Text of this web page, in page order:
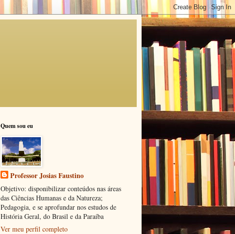
Quem sou eu
Professor Josias Faustino
Objetivo: disponibilizar conteúdos nas áreas
das Ciências Humanas e da Natureza;
Pedagogia, e se aprofundar nos estudos de
História Geral, do Brasil e da Paraíba
Ver meu perfil completo